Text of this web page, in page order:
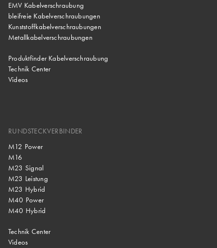
EMV Kabelverschraubung
bleifreie Kabelverschraubungen
Kunststoffkabelverschraubungen
Metallkabelverschraubungen
Produktfinder Kabelverschraubung
Technik Center
Videos
RUNDSTECKVERBINDER
M12 Power
M16
M23 Signal
M23 Leistung
M23 Hybrid
M40 Power
M40 Hybrid
Technik Center
Videos